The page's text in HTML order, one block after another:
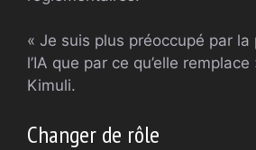
« Je suis plus préoccupé par
l’IA que par ce qu’elle
Kimuli.
Changer de rôle